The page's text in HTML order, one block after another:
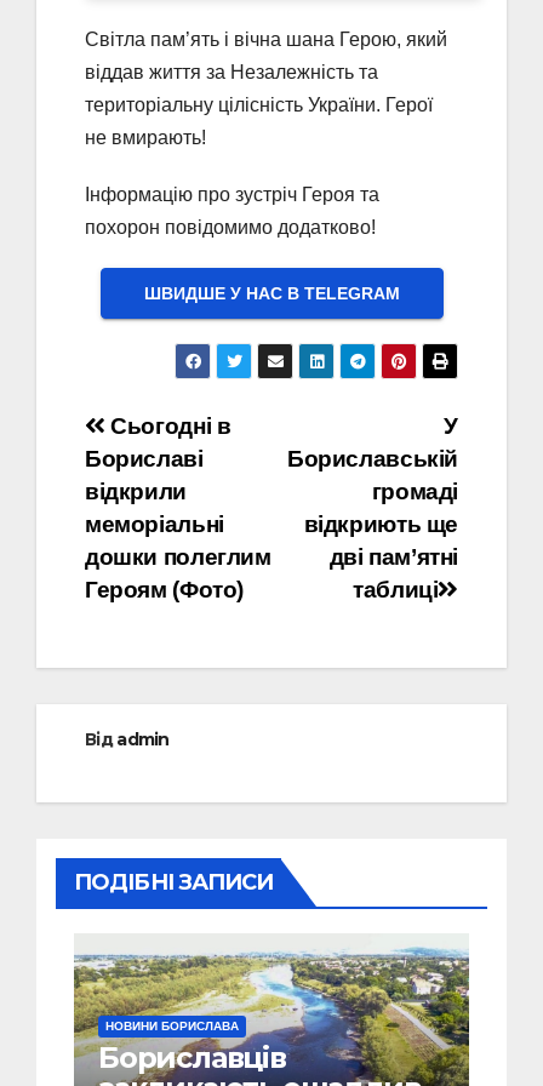
Світла пам’ять і вічна шана Герою, який
віддав життя за Незалежність та
територіальну цілісність України. Герої
не вмирають!
Інформацію про зустріч Героя та
похорон повідомимо додатково!
ШВИДШЕ У НАС В ТELEGRAM
Навігація
записів
У
Бориславській
громаді
відкриють ще
дві пам’ятні
таблиці
Сьогодні в
Бориславі
відкрили
меморіальні
дошки полеглим
Героям (Фото)
Відadmin
ПОДІБНІ ЗАПИСИ
НОВИНИ БОРИСЛАВА
Бориславців